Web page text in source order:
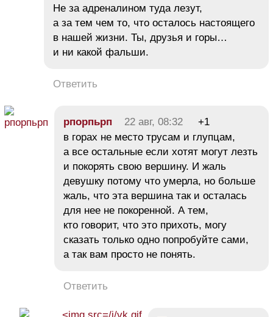
Не за адреналином туда лезут,
а за тем чем то, что осталось настоящего
в нашей жизни. Ты, друзья и горы…
и ни какой фальши.
Ответить
рпорпьрп 22 авг, 08:32
+1
в горах не место трусам и глупцам,
а все остальные если хотят могут лезть
и покорять свою вершину. И жаль
девушку потому что умерла, но больше
жаль, что эта вершина так и осталась
для нее не покоренной. А тем,
кто говорит, что это прихоть, могу
сказать только одно попробуйте сами,
а так вам просто не понять.
Ответить